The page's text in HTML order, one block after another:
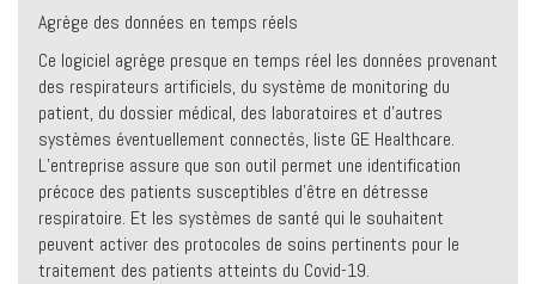
Agrège des données en temps réels
Ce logiciel agrège presque en temps réel les données provenant
des respirateurs artificiels, du système de monitoring du
patient, du dossier médical, des laboratoires et d’autres
systèmes éventuellement connectés, liste GE Healthcare.
L’entreprise assure que son outil permet une identification
précoce des patients susceptibles d’être en détresse
respiratoire. Et les systèmes de santé qui le souhaitent
peuvent activer des protocoles de soins pertinents pour le
traitement des patients atteints du Covid-19.